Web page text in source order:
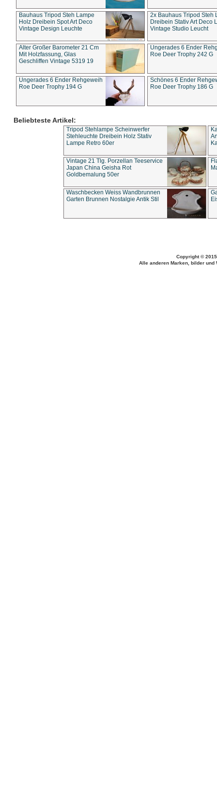
Bauhaus Tripod Steh Lampe
Holz Dreibein Spot Art Deco
Vintage Design Leuchte
2x Bauhaus Tripod Steh
Dreibein Stativ Art Deco
Vintage Studio Leucht
Alter Großer Barometer 21 Cm
Mit Holzfassung, Glas
Geschliffen Vintage 5319 19
Ungerades 6 Ender
Roe Deer Trophy 242 G
Ungerades 6 Ender Rehgeweih
Roe Deer Trophy 194 G
Schönes 6 Ender
Roe Deer Trophy 186 G
Beliebteste Artikel:
Tripod Stehlampe Scheinwerfer
Stehleuchte Dreibein Holz Stativ
Lampe Retro 60er
Vintage 21 Tlg. Porzellan Teeservice
Japan China Geisha Rot
Goldbemalung 50er
Waschbecken Weiss Wandbrunnen
Garten Brunnen Nostalgie Antik Stil
Copyright ©
Alle anderen Marken, bilder und